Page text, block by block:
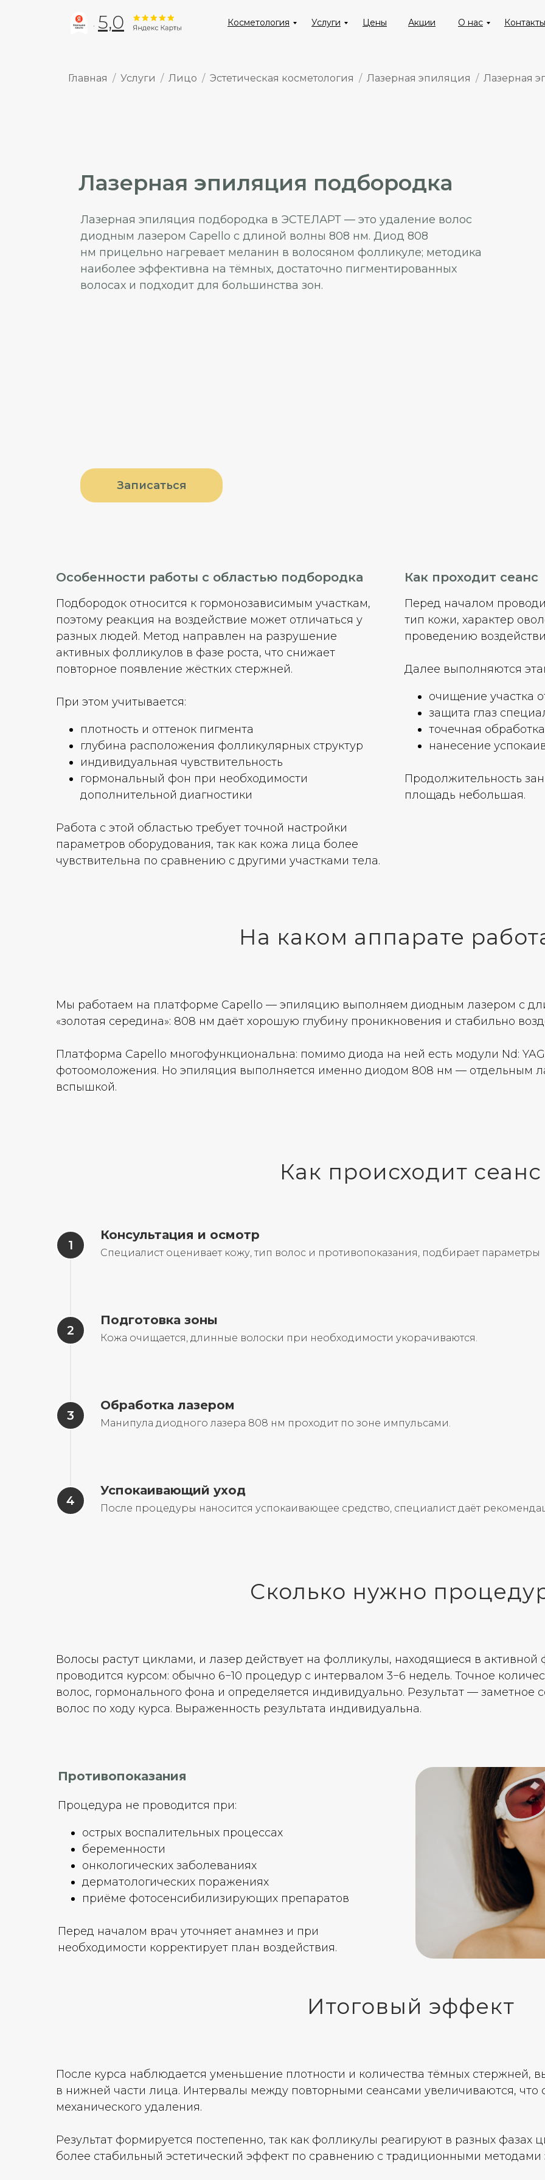
5,0 Услуги
Косметология Цены Акции О нас Контакты
Главная Услуги Лицо Эстетическая косметология Лазерная эпиляция Лазерная
Записаться
Лазерная эпиляция подбородка
Лазерная эпиляция подбородка в ЭСТЕЛАРТ — это удаление волос
диодным лазером Capello с длиной волны 808 нм. Диод 808
нм прицельно нагревает меланин в волосяном фолликуле; методика
наиболее эффективна на тёмных, достаточно пигментированных
волосах и подходит для большинства зон.
Особенности работы с областью подбородка
Подбородок относится к гормонозависимым участкам,
поэтому реакция на воздействие может отличаться у
разных людей. Метод направлен на разрушение
активных фолликулов в фазе роста, что снижает
повторное появление жёстких стержней.
При этом учитывается:
плотность и оттенок пигмента
глубина расположения фолликулярных структур
индивидуальная чувствительность
гормональный фон при необходимости
дополнительной диагностики
Работа с этой областью требует точной настройки
параметров оборудования, так как кожа лица более
чувствительна по сравнению с другими участками тела.
Как проходит сеанс
Перед началом
тип кожи, характер
проведению
Далее выполняются
очищение участка
защита глаз
точечная
нанесение
Продолжительность
площадь небольшая.
На каком аппарате
Мы работаем на платформе Capello — эпиляцию выполняем диодным лазером с
«золотая середина»: 808 нм даёт хорошую глубину проникновения и стабильно
Платформа Capello многофункциональна: помимо диода на ней есть модули Nd:
фотоомоложения. Но эпиляция выполняется именно диодом 808 нм — отдельным
вспышкой.
Как происходит сеанс
Консультация и осмотр
Специалист оценивает кожу, тип волос и противопоказания, подбирает параметры
Подготовка зоны
Кожа очищается, длинные волоски при необходимости укорачиваются.
Обработка лазером
Манипула диодного лазера 808 нм проходит по зоне импульсами.
Успокаивающий уход
После процедуры наносится успокаивающее средство, специалист даёт
Сколько нужно
Волосы растут циклами, и лазер действует на фолликулы, находящиеся в активной
проводится курсом: обычно 6−10 процедур с интервалом 3−6 недель. Точное
волос, гормонального фона и определяется индивидуально. Результат —
волос по ходу курса. Выраженность результата индивидуальна.
Процедура не проводится при:
острых воспалительных процессах
беременности
онкологических заболеваниях
дерматологических поражениях
приёме фотосенсибилизирующих препаратов
Перед началом врач уточняет анамнез и при
необходимости корректирует план воздействия.
Противопоказания
Итоговый эффект
После курса наблюдается уменьшение плотности и количества тёмных стержней,
в нижней части лица. Интервалы между повторными сеансами увеличиваются, что
механического удаления.
Результат формируется постепенно, так как фолликулы реагируют в разных фазах
более стабильный эстетический эффект по сравнению с традиционными методами